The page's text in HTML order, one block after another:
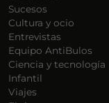
Sucesos
Cultura y ocio
Entrevistas
Equipo AntiBulos
Ciencia y tecnología
Infantil
Viajes